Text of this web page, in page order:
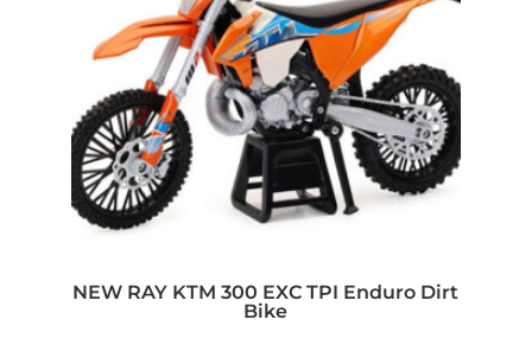
NEW RAY KTM 300 EXC TPI Enduro Dirt
Bike